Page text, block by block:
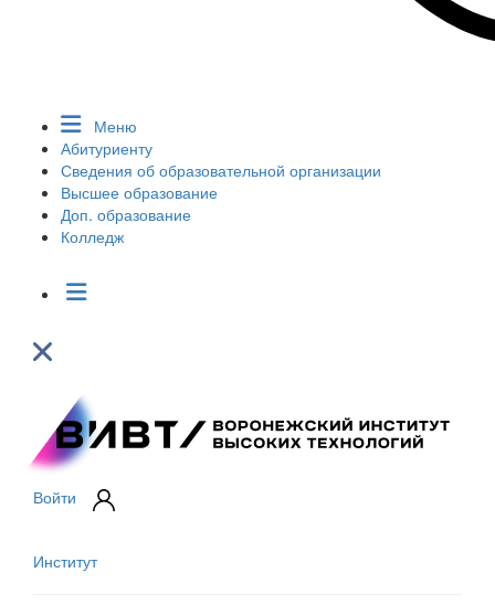
Меню
Абитуриенту
Сведения об образовательной организации
Высшее образование
Доп. образование
Колледж
Войти
Институт